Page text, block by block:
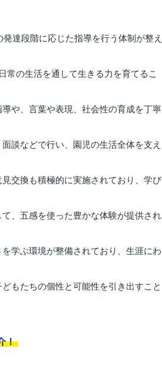
達段階に応じた指導を行う体制が整え
常の生活を通して生きる力を育てるこ
や、言葉や表現、社会性の育成を丁寧
談などで行い、園児の生活全体を支え
交換も積極的に実施されており、学び
、五感を使った豊かな体験が提供され
学ぶ環境が整備されており、生涯にわ
もたちの個性と可能性を引き出すこと
！